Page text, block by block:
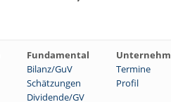
Fundamental
Bilanz/GuV Termine
Schätzungen Profil
Dividende/GV